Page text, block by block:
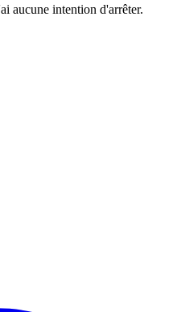
aucune intention d'arrêter.